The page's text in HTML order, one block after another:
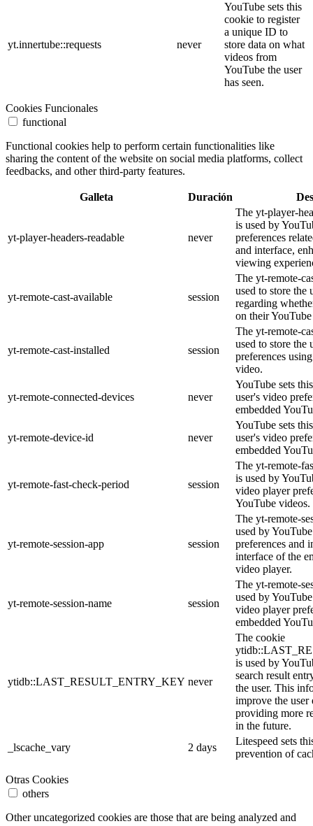
yt.innertube::requests never
YouTube sets this
cookie to register
a unique ID to
store data on what
videos from
YouTube the user
has seen.
Cookies Funcionales
functional
Functional cookies help to perform certain functionalities like
sharing the content of the website on social media platforms, collect
feedbacks, and other third-party features.
Galleta Duración
yt-player-headers-readable never
The yt-player-
is used by
preferences
and interface,
viewing
yt-remote-cast-available session
The yt-remote-
used to store the
regarding
on their
yt-remote-cast-installed session
The yt-remote-
used to store the
preferences
video.
yt-remote-connected-devices never
YouTube sets
user's video
embedded
yt-remote-device-id never
YouTube sets
user's video
embedded
yt-remote-fast-check-period session
The yt-remote-
is used by
video player
YouTube videos.
yt-remote-session-app session
The yt-remote-
used by
preferences and
interface of the
video player.
yt-remote-session-name session
The yt-remote-
used by
video player
embedded
ytidb::LAST_RESULT_ENTRY_KEY never
The cookie
is used by
search result
the user. This
improve the user
providing more
in the future.
_lscache_vary
2 days
Litespeed sets
prevention of
Otras Cookies
others
Other uncategorized cookies are those that are being analyzed and